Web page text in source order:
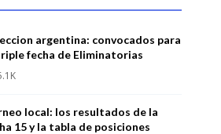
argentina: convocados para
fecha de Eliminatorias
local: los resultados de la
15 y la tabla de posiciones